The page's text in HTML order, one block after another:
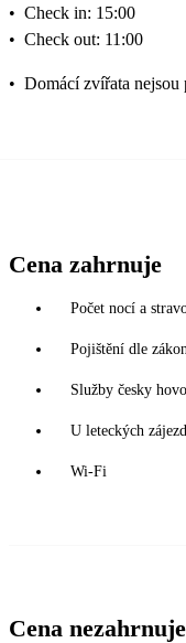
• Check in: 15:00
• Check out: 11:00
• Domácí zvířata nejsou
Cena zahrnuje
Počet nocí a
Pojištění dle
Služby česky
U leteckých
Wi-Fi
Cena nezahrnuje